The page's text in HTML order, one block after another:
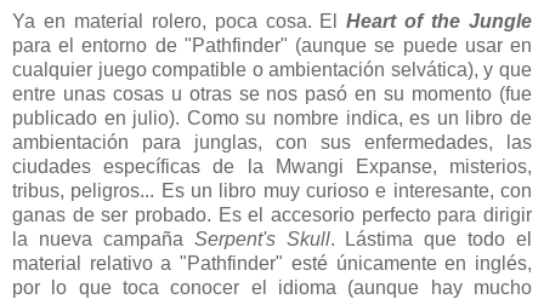
Ya en material rolero, poca cosa. ElHeart of the Jungle
para el entorno de "Pathfinder" (aunque se puede usar en
cualquier juego compatible o ambientación selvática), y que
entre unas cosas u otras se nos pasó en su momento (fue
publicado en julio). Como su nombre indica, es un libro de
ambientación para junglas, con sus enfermedades, las
ciudades específicas de la Mwangi Expanse, misterios,
tribus, peligros... Es un libro muy curioso e interesante, con
ganas de ser probado. Es el accesorio perfecto para dirigir
la nueva campaña Serpent's Skull. Lástima que todo el
material relativo a "Pathfinder" esté únicamente en inglés,
por lo que toca conocer el idioma (aunque hay mucho